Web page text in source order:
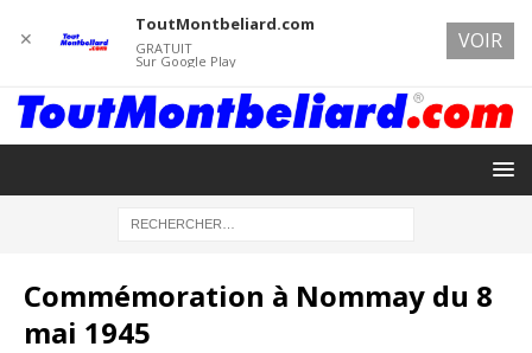
Commémoration à Nommay du 8
mai 1945
✕
ToutMontbeliard.com
GRATUIT
Sur Google Play
VOIR